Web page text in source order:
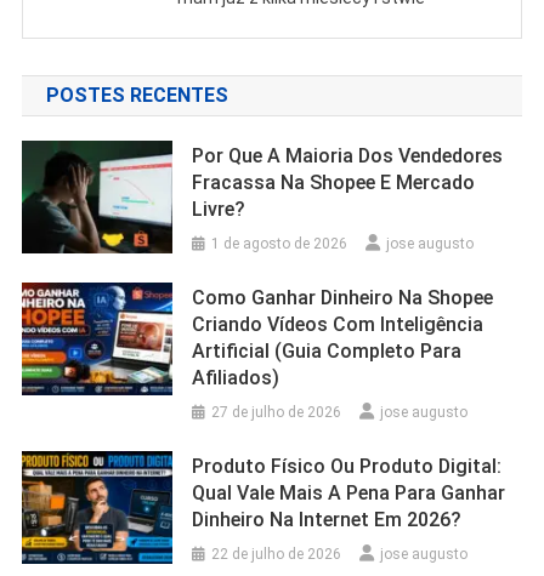
POSTES RECENTES
Por Que A Maioria Dos Vendedores
Fracassa Na Shopee E Mercado
Livre?
1 de agosto de 2026 jose augusto
Como Ganhar Dinheiro Na Shopee
Criando Vídeos Com Inteligência
Artificial (Guia Completo Para
Afiliados)
27 de julho de 2026 jose augusto
Produto Físico Ou Produto Digital:
Qual Vale Mais A Pena Para Ganhar
Dinheiro Na Internet Em 2026?
22 de julho de 2026 jose augusto